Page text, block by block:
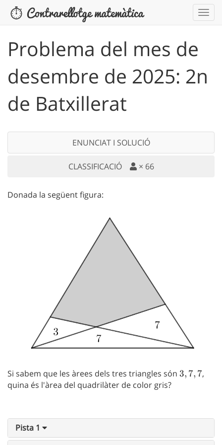
Problema del mes de
desembre de 2025: 2n
de Batxillerat
ENUNCIAT I SOLUCIÓ
CLASSIFICACIÓ × 66
Donada la següent figura:
Si sabem que les àrees dels tres triangles són 3,7,7
3, 7, 7,
quina és l'àrea del quadrilàter de color gris?
Pista 1